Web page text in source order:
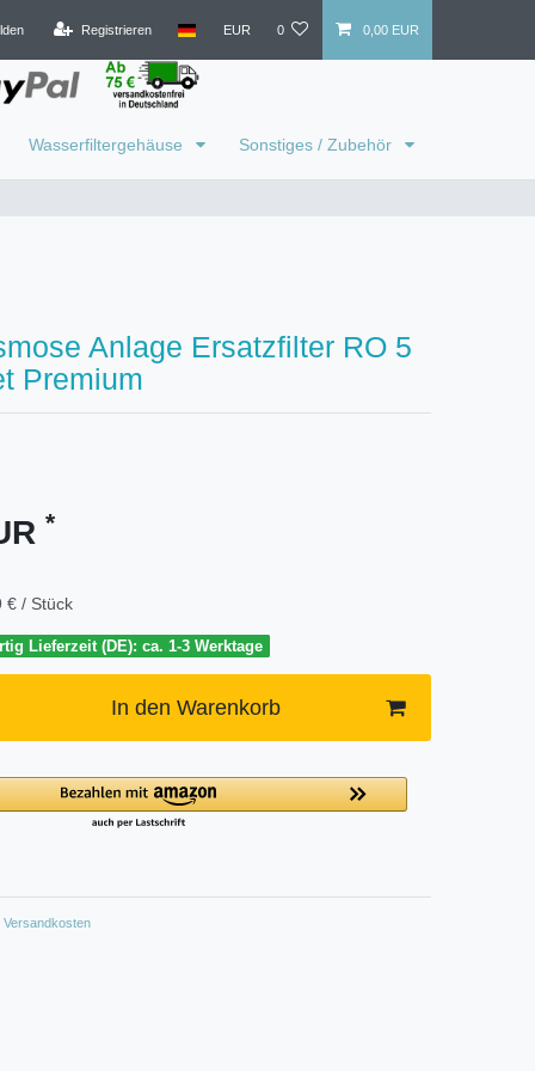
Registrieren EUR 0 0,00 EUR
Wasserfiltergehäuse Sonstiges / Zubehör
Anlage Ersatzfilter RO 5
Premium
*
€ / Stück
Lieferzeit (DE): ca. 1-3 Werktage
In den Warenkorb
Versandkosten